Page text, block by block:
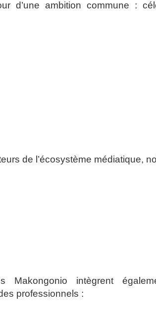
d’une ambition commune :
de l’écosystème médiatique,
intègrent
professionnels :